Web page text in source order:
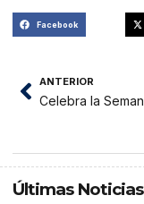
Facebook
ANTERIOR
Últimas Noticias